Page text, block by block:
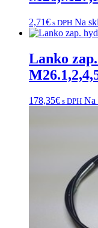
2,71€ s DPH Na
Lanko
178,35€ s DPH Na